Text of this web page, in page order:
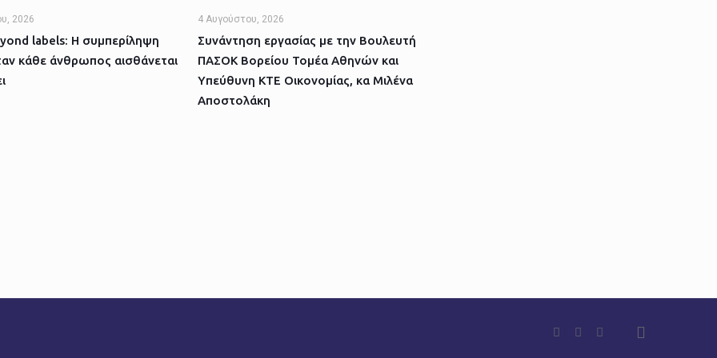
2026
labels: Η συμπερίληψη
κάθε άνθρωπος αισθάνεται
4 Αυγούστου, 2026
Συνάντηση εργασίας με την Βουλευτή
ΠΑΣΟΚ Βορείου Τομέα Αθηνών και
Υπεύθυνη ΚΤΕ Οικονομίας, κα Μιλένα
Αποστολάκη